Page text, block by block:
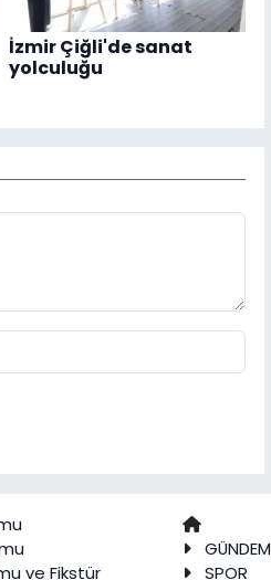
İzmir Çiğli'de sanat
yolculuğu
ve Fikstür
GÜNDEM
SPOR